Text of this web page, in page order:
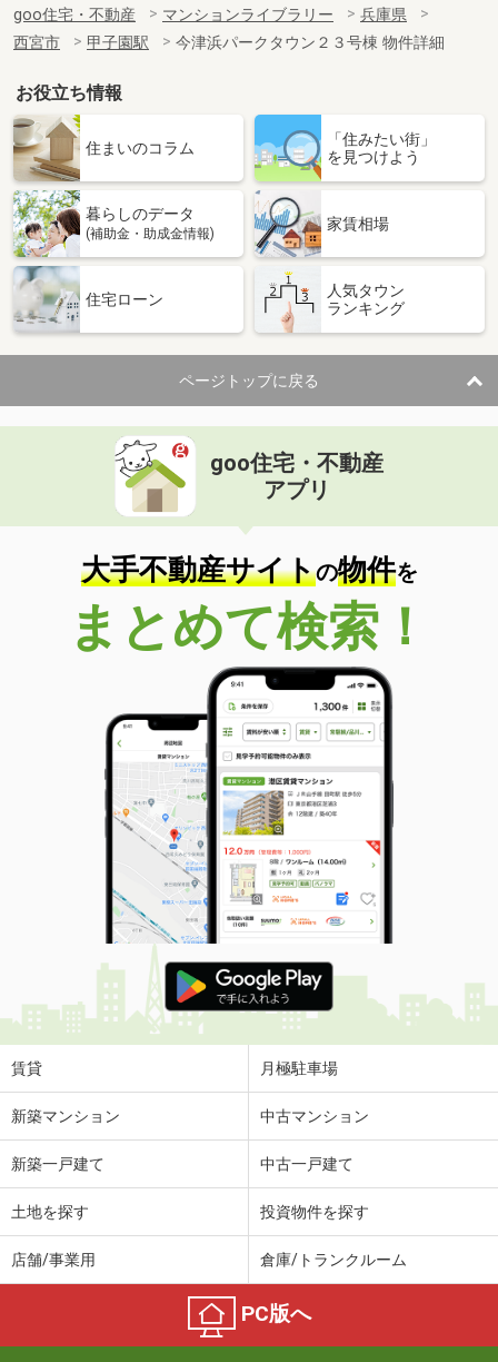
goo住宅・不動産 マンションライブラリー
兵庫県
西宮市
甲子園駅 今津浜パークタウン２３号棟 物件詳細
お役立ち情報
住まいのコラム
「住みたい街」
を見つけよう
暮らしのデータ
(補助金・助成金情報)
家賃相場
住宅ローン
人気タウン
ランキング
ページトップに戻る
goo住宅・不動産
アプリ
大手不動産サイトの物件を
まとめて検索！
賃貸 月極駐車場
新築マンション 中古マンション
新築一戸建て 中古一戸建て
土地を探す 投資物件を探す
店舗/事業用 倉庫/トランクルーム
PC版へ